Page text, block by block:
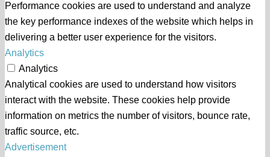
Performance cookies are used to understand and analyze
the key performance indexes of the website which helps in
delivering a better user experience for the visitors.
Analytics
Analytics
Analytical cookies are used to understand how visitors
interact with the website. These cookies help provide
information on metrics the number of visitors, bounce rate,
traffic source, etc.
Advertisement